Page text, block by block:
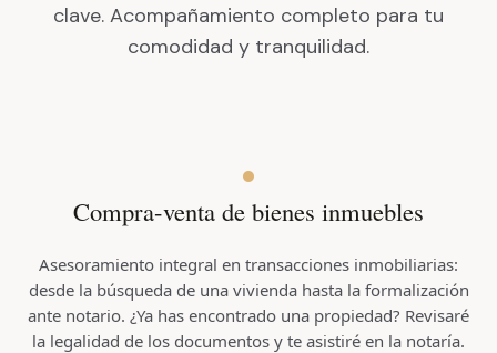
clave. Acompañamiento completo para tu
comodidad y tranquilidad.
Compra-venta de bienes inmuebles
Asesoramiento integral en transacciones inmobiliarias:
desde la búsqueda de una vivienda hasta la formalización
ante notario. ¿Ya has encontrado una propiedad? Revisaré
la legalidad de los documentos y te asistiré en la notaría.